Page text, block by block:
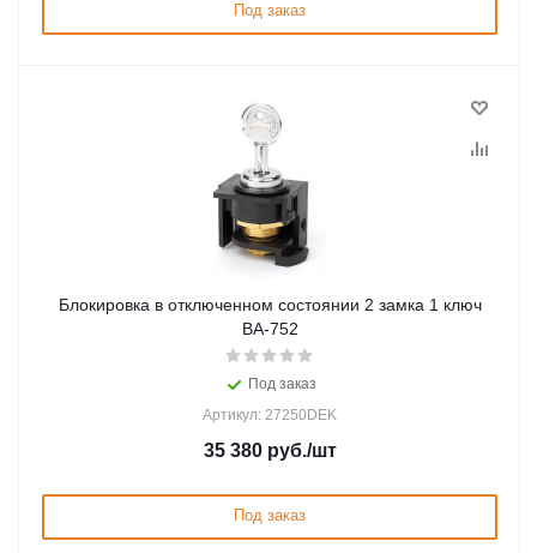
Под заказ
Блокировка в отключенном состоянии 2 замка 1 ключ
ВА-752
Под заказ
Артикул: 27250DEK
35 380руб./шт
Под заказ